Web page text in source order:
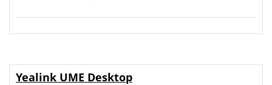
Yealink UME Desktop